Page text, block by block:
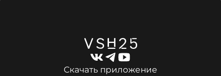
Скачать приложение